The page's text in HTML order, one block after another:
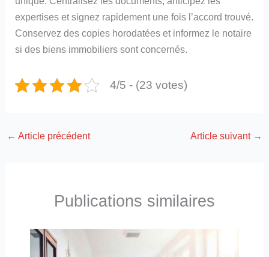
expertises et signez rapidement une fois l’accord trouvé.
Conservez des copies horodatées et informez le notaire
si des biens immobiliers sont concernés.
4/5 - (23 votes)
← Article précédent Article suivant →
Publications similaires